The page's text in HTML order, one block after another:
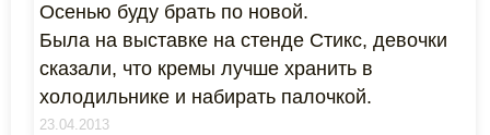
Осенью буду брать по новой.
Была на выставке на стенде Стикс, девочки
сказали, что кремы лучше хранить в
холодильнике и набирать палочкой.
23.04.2013